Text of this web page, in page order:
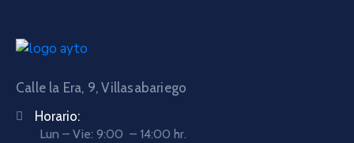
Calle la Era, 9, Villasabariego
Horario:
Lun – Vie: 9:00 – 14:00 hr.